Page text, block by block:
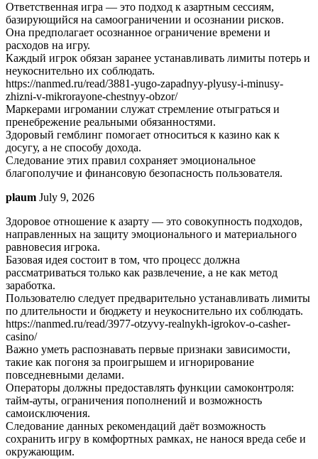
Ответственная игра — это подход к азартным сессиям,
базирующийся на самоограничении и осознании рисков.
Она предполагает осознанное ограничение времени и
расходов на игру.
Каждый игрок обязан заранее устанавливать лимиты потерь и
неукоснительно их соблюдать.
https://nanmed.ru/read/3881-yugo-zapadnyy-plyusy-i-minusy-
zhizni-v-mikrorayone-chestnyy-obzor/
Маркерами игромании служат стремление отыграться и
пренебрежение реальными обязанностями.
Здоровый гемблинг помогает относиться к казино как к
досугу, а не способу дохода.
Следование этих правил сохраняет эмоциональное
благополучие и финансовую безопасность пользователя.
plaum July 9, 2026
Здоровое отношение к азарту — это совокупность подходов,
направленных на защиту эмоционального и материального
равновесия игрока.
Базовая идея состоит в том, что процесс должна
рассматриваться только как развлечение, а не как метод
заработка.
Пользователю следует предварительно устанавливать лимиты
по длительности и бюджету и неукоснительно их соблюдать.
https://nanmed.ru/read/3977-otzyvy-realnykh-igrokov-o-casher-
casino/
Важно уметь распознавать первые признаки зависимости,
такие как погоня за проигрышем и игнорирование
повседневными делами.
Операторы должны предоставлять функции самоконтроля:
тайм-ауты, ограничения пополнений и возможность
самоисключения.
Следование данных рекомендаций даёт возможность
сохранить игру в комфортных рамках, не нанося вреда себе и
окружающим.